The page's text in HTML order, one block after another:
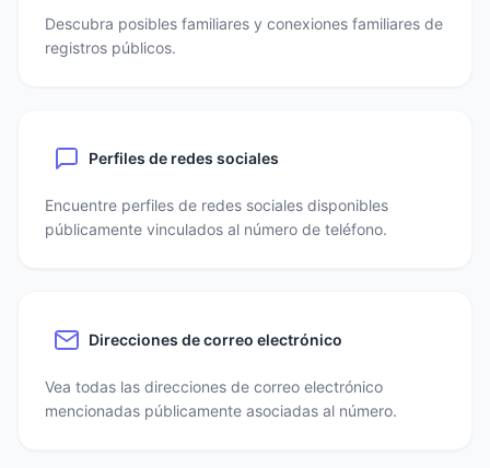
Descubra posibles familiares y conexiones familiares de
registros públicos.
Perfiles de redes sociales
Encuentre perfiles de redes sociales disponibles
públicamente vinculados al número de teléfono.
Direcciones de correo electrónico
Vea todas las direcciones de correo electrónico
mencionadas públicamente asociadas al número.